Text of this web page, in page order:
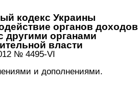
кодекс Украины
органов доходов
другими органами
власти
№ 4495-VI
и дополнениями.